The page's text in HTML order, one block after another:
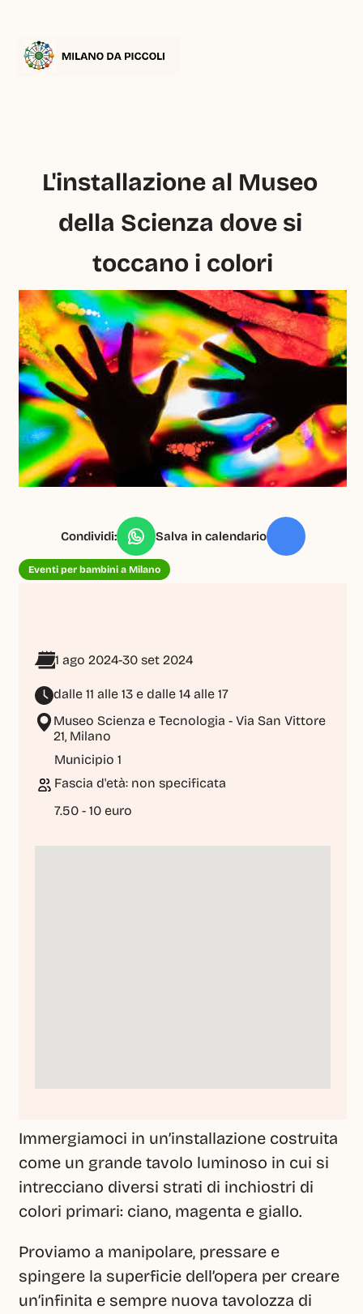
L'installazione al Museo
della Scienza dove si
toccano i colori
Immergiamoci in un’installazione costruita
come un grande tavolo luminoso in cui si
intrecciano diversi strati di inchiostri di
colori primari: ciano, magenta e giallo.
Proviamo a manipolare, pressare e
spingere la superficie dell’opera per creare
un’infinita e sempre nuova tavolozza di
Condividi: Salva in calendario
Eventi per bambini a Milano
1 ago 2024-30 set 2024
dalle 11 alle 13 e dalle 14 alle 17
Museo Scienza e Tecnologia - Via San Vittore
21, Milano
Municipio 1
Fascia d'età: non specificata
7.50 - 10 euro